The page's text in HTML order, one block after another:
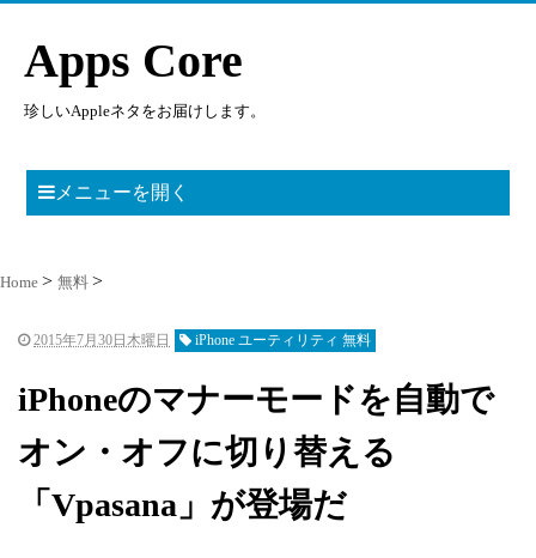
Apps Core
珍しいAppleネタをお届けします。
メニューを開く
Home 無料
2015年7月30日木曜日 iPhone ユーティリティ 無料
iPhoneのマナーモードを自動で
オン・オフに切り替える
「Vpasana」が登場だ